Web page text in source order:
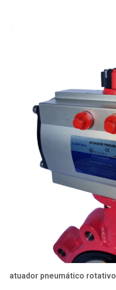
atuador pneumático rotativo